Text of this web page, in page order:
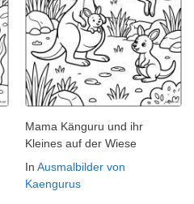
Mama Känguru und ihr
Kleines auf der Wiese
In Ausmalbilder von
Kaengurus